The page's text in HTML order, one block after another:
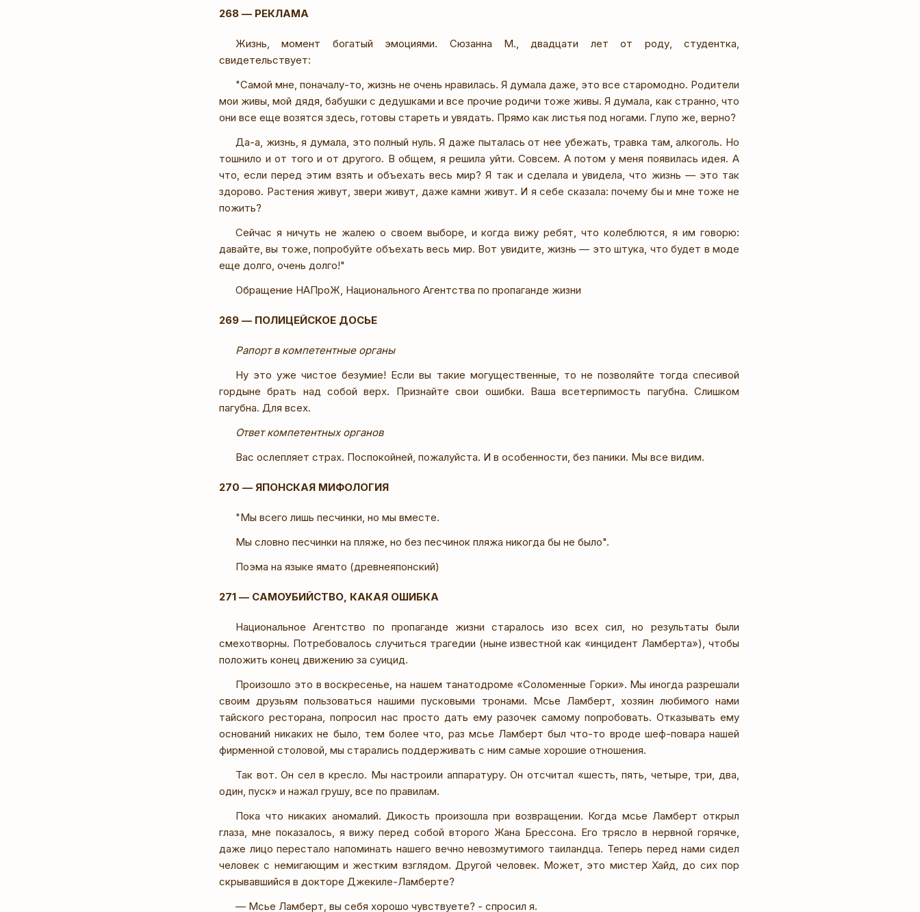
268 — РЕКЛАМА
Жизнь, момент богатый эмоциями. Сюзанна М., двадцати лет от роду, студентка,
свидетельствует:
"Самой мне, поначалу-то, жизнь не очень нравилась. Я думала даже, это все старомодно. Родители
мои живы, мой дядя, бабушки с дедушками и все прочие родичи тоже живы. Я думала, как странно, что
они все еще возятся здесь, готовы стареть и увядать. Прямо как листья под ногами. Глупо же, верно?
Да-а, жизнь, я думала, это полный нуль. Я даже пыталась от нее убежать, травка там, алкоголь. Но
тошнило и от того и от другого. В общем, я решила уйти. Совсем. А потом у меня появилась идея. А
что, если перед этим взять и объехать весь мир? Я так и сделала и увидела, что жизнь — это так
здорово. Растения живут, звери живут, даже камни живут. И я себе сказала: почему бы и мне тоже не
пожить?
Сейчас я ничуть не жалею о своем выборе, и когда вижу ребят, что колеблются, я им говорю:
давайте, вы тоже, попробуйте объехать весь мир. Вот увидите, жизнь — это штука, что будет в моде
еще долго, очень долго!"
Обращение НАПроЖ, Национального Агентства по пропаганде жизни
269 — ПОЛИЦЕЙСКОЕ ДОСЬЕ
Рапорт в компетентные органы
Ну это уже чистое безумие! Если вы такие могущественные, то не позволяйте тогда спесивой
гордыне брать над собой верх. Признайте свои ошибки. Ваша всетерпимость пагубна. Слишком
пагубна. Для всех.
Ответ компетентных органов
Вас ослепляет страх. Поспокойней, пожалуйста. И в особенности, без паники. Мы все видим.
270 — ЯПОНСКАЯ МИФОЛОГИЯ
"Мы всего лишь песчинки, но мы вместе.
Мы словно песчинки на пляже, но без песчинок пляжа никогда бы не было".
Поэма на языке ямато (древнеяпонский)
271 — САМОУБИЙСТВО, КАКАЯ ОШИБКА
Национальное Агентство по пропаганде жизни старалось изо всех сил, но результаты были
смехотворны. Потребовалось случиться трагедии (ныне известной как «инцидент Ламберта»), чтобы
положить конец движению за суицид.
Произошло это в воскресенье, на нашем танатодроме «Соломенные Горки». Мы иногда разрешали
своим друзьям пользоваться нашими пусковыми тронами. Мсье Ламберт, хозяин любимого нами
тайского ресторана, попросил нас просто дать ему разочек самому попробовать. Отказывать ему
оснований никаких не было, тем более что, раз мсье Ламберт был что-то вроде шеф-повара нашей
фирменной столовой, мы старались поддерживать с ним самые хорошие отношения.
Так вот. Он сел в кресло. Мы настроили аппаратуру. Он отсчитал «шесть, пять, четыре, три, два,
один, пуск» и нажал грушу, все по правилам.
Пока что никаких аномалий. Дикость произошла при возвращении. Когда мсье Ламберт открыл
глаза, мне показалось, я вижу перед собой второго Жана Брессона. Его трясло в нервной горячке,
даже лицо перестало напоминать нашего вечно невозмутимого таиландца. Теперь перед нами сидел
человек с немигающим и жестким взглядом. Другой человек. Может, это мистер Хайд, до сих пор
скрывавшийся в докторе Джекиле-Ламберте?
— Мсье Ламберт, вы себя хорошо чувствуете? - спросил я.